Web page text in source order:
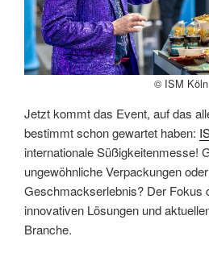
© ISM Köln
Jetzt kommt das Event, auf das
bestimmt schon gewartet haben:
internationale Süßigkeitenmesse!
ungewöhnliche Verpackungen
Geschmackserlebnis? Der Fokus
innovativen Lösungen und
Branche.